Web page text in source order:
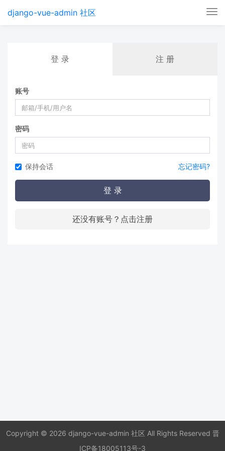
django-vue-admin 社区
登 录 注 册
账号
密码
保持会话 忘记密码?
登 录
还没有账号？点击注册
Copyright © 2026 django-vue-admin 社区 All Rights Reserved 晋
ICP备18005113号-3